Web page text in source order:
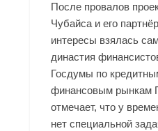
После провалов
Чубайса и его
интересы взялась
династия
Госдумы по
финансовым рынкам
отмечает, что у
нет специальной